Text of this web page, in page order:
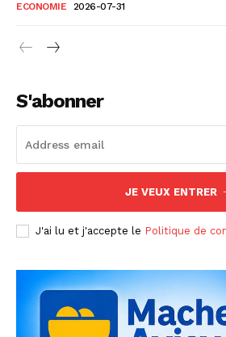
ECONOMIE 2026-07-31
S'abonner
JE VEUX ENTRER
J'ai lu et j'accepte le Politique de